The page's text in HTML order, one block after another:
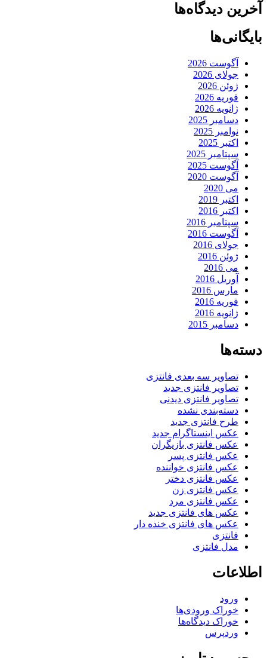
آخرین دیدگاه‌ها
بایگانی‌ها
آگوست 2026
جولای 2026
ژوئن 2026
فوریه 2026
ژانویه 2026
دسامبر 2025
نوامبر 2025
اکتبر 2025
سپتامبر 2025
آگوست 2025
آگوست 2020
می 2020
اکتبر 2019
اکتبر 2016
سپتامبر 2016
آگوست 2016
جولای 2016
ژوئن 2016
می 2016
آوریل 2016
مارس 2016
فوریه 2016
ژانویه 2016
دسامبر 2015
دسته‌ها
تصاویر سه بعدی فانتزی
تصاویر فانتزی جدید
تصاویر فانتزی دیدنی
دسته‌بندی نشده
طرح فانتزی جدید
عکس اینستاگرام جدید
عکس فانتزی بازیگران
عکس فانتزی پسر
عکس فانتزی خواننده
عکس فانتزی دختر
عکس فانتزی زن
عکس فانتزی مرد
عکس های فانتزی جدید
عکس های فانتزی خنده دار
فانتزی
مدل فانتزی
اطلاعات
ورود
خوراک ورودی‌ها
خوراک دیدگاه‌ها
وردپرس